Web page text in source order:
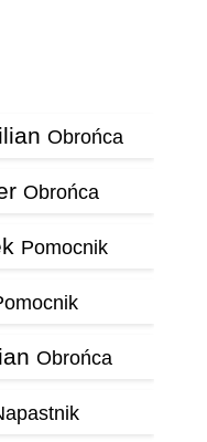
Obrońca
Obrońca
Pomocnik
Obrońca